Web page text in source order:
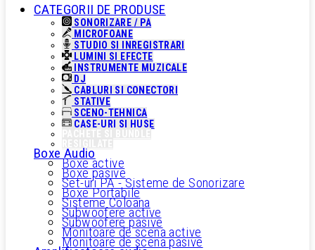
Cauta o categorie...
Cauta un producator...
Cauta un produs...
CATEGORII DE PRODUSE
SONORIZARE / PA
MICROFOANE
STUDIO SI INREGISTRARI
LUMINI SI EFECTE
INSTRUMENTE MUZICALE
DJ
CABLURI SI CONECTORI
STATIVE
SCENO-TEHNICA
CASE-URI SI HUSE
Boxe Audio
Boxe active
Boxe pasive
Set-uri PA - Sisteme de Sonorizare
Boxe Portabile
Sisteme Coloana
Subwoofere active
Subwoofere pasive
Monitoare de scena active
Monitoare de scena pasive